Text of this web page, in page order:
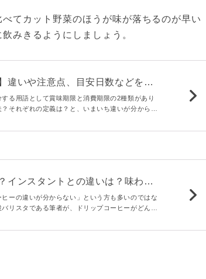
てカット野菜のほうが味が落ちるのが早い
みきるようにしましょう。
違いや注意点、目安日数などを分
る用語として賞味期限と消費期限の2種類があり
それぞれの定義は？と、いまいち違いが分からな
理解しましょう！
インスタントとの違いは？味わい
- macaroni
ヒーの違いが分からない」という方も多いのではな
リスタである筆者が、ドリップコーヒーがどんな